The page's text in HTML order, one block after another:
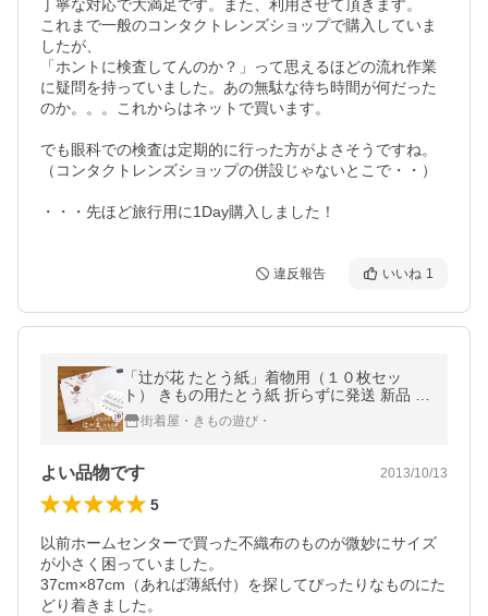
丁寧な対応で大満足です。また、利用させて頂きます。
これまで一般のコンタクトレンズショップで購入していま
したが、
「ホントに検査してんのか？」って思えるほどの流れ作業
に疑問を持っていました。あの無駄な待ち時間が何だった
のか。。。これからはネットで買います。
でも眼科での検査は定期的に行った方がよさそうですね。
（コンタクトレンズショップの併設じゃないとこで・・）
・・・先ほど旅行用に1Day購入しました！
違反報告 いいね 1
「辻が花 たとう紙」着物用（１０枚セッ
ト） きもの用たとう紙 折らずに発送 新品 薄
紙入り 小窓付き 高級雲流和紙 文庫紙
街着屋・きもの遊び・
よい品物です 2013/10/13
5
以前ホームセンターで買った不織布のものが微妙にサイズ
が小さく困っていました。
37cm×87cm（あれば薄紙付）を探してぴったりなものにた
どり着きました。